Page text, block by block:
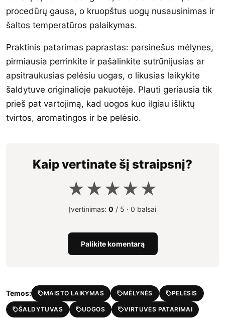
procedūrų gausa, o kruopštus uogų nusausinimas ir
šaltos temperatūros palaikymas.
Praktinis patarimas paprastas: parsinešus mėlynes,
pirmiausia perrinkite ir pašalinkite sutrūnijusias ar
apsitraukusias pelėsiu uogas, o likusias laikykite
šaldytuve originalioje pakuotėje. Plauti geriausia tik
prieš pat vartojimą, kad uogos kuo ilgiau išliktų
tvirtos, aromatingos ir be pelėsio.
Kaip vertinate šį straipsnį?
★★★★★
Įvertinimas: 0 / 5 · 0 balsai
Palikite komentarą
Temos: MAISTO LAIKYMAS MĖLYNĖS PELĖSIS
ŠALDYTUVAS UOGOS VIRTUVĖS PATARIMAI